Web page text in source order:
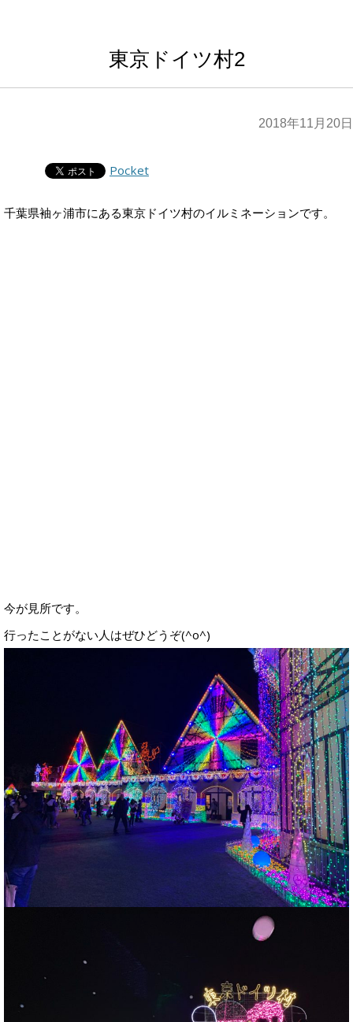
東京ドイツ村2
2018年11月20日
Pocket
千葉県袖ヶ浦市にある東京ドイツ村のイルミネーションです。
今が見所です。
行ったことがない人はぜひどうぞ(^o^)